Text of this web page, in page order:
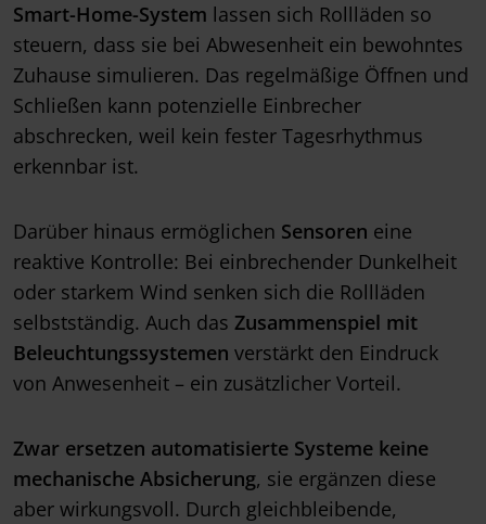
Smart-Home-System lassen sich Rollläden so
steuern, dass sie bei Abwesenheit ein bewohntes
Zuhause simulieren. Das regelmäßige Öffnen und
Schließen kann potenzielle Einbrecher
abschrecken, weil kein fester Tagesrhythmus
erkennbar ist.
Darüber hinaus ermöglichen Sensoren eine
reaktive Kontrolle: Bei einbrechender Dunkelheit
oder starkem Wind senken sich die Rollläden
selbstständig. Auch das Zusammenspiel mit
Beleuchtungssystemen verstärkt den Eindruck
von Anwesenheit – ein zusätzlicher Vorteil.
Zwar ersetzen automatisierte Systeme keine
mechanische Absicherung, sie ergänzen diese
aber wirkungsvoll. Durch gleichbleibende,